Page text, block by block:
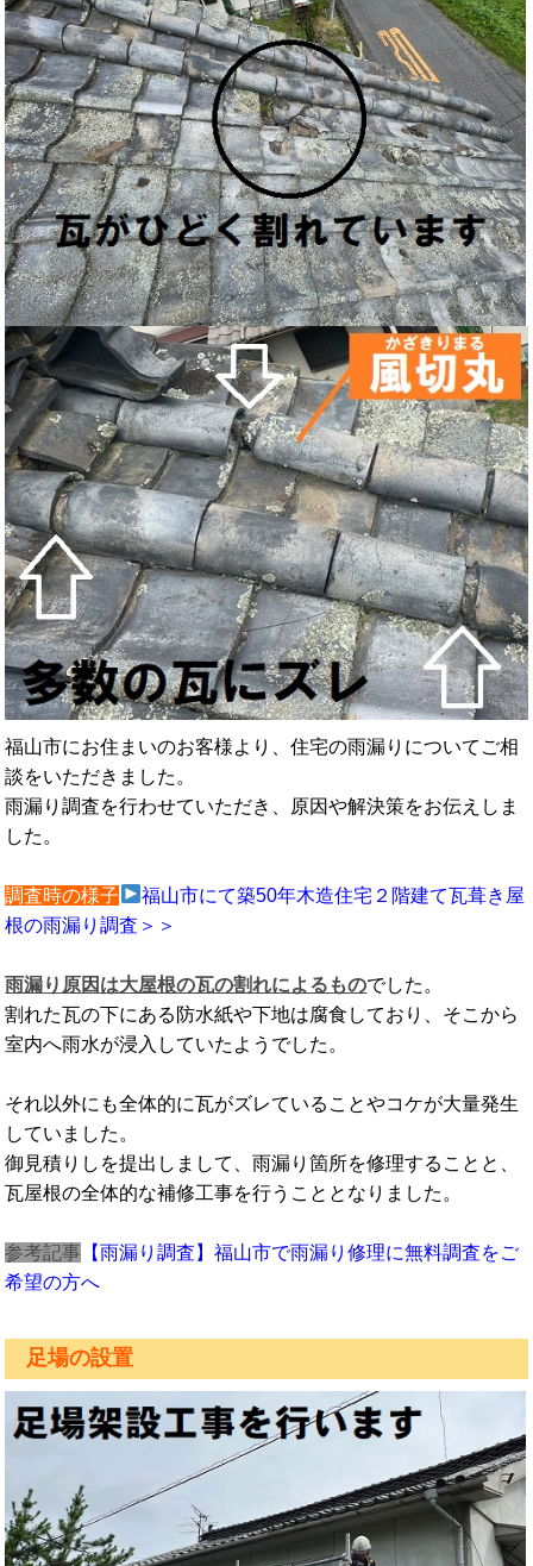
福山市にお住まいのお客様より、住宅の雨漏りについてご相
談をいただきました。
雨漏り調査を行わせていただき、原因や解決策をお伝えしま
した。
調査時の様子
福山市にて築50年木造住宅２階建て瓦葺き屋
根の雨漏り調査＞＞
雨漏り原因は大屋根の瓦の割れによるものでした。
割れた瓦の下にある防水紙や下地は腐食しており、そこから
室内へ雨水が浸入していたようでした。
それ以外にも全体的に瓦がズレていることやコケが大量発生
していました。
御見積りしを提出しまして、雨漏り箇所を修理することと、
瓦屋根の全体的な補修工事を行うこととなりました。
参考記事 【雨漏り調査】福山市で雨漏り修理に無料調査をご
希望の方へ
足場の設置